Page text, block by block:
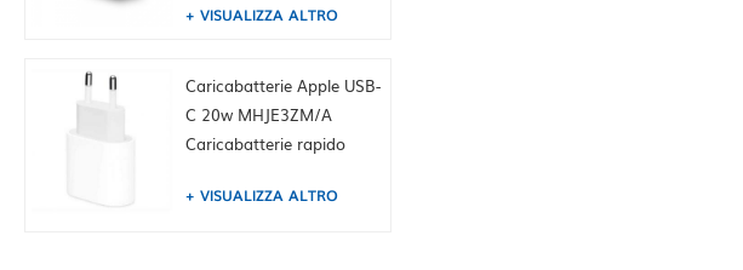
VISUALIZZA ALTRO
Caricabatterie Apple USB-
C 20w MHJE3ZM/A
Caricabatterie rapido
VISUALIZZA ALTRO